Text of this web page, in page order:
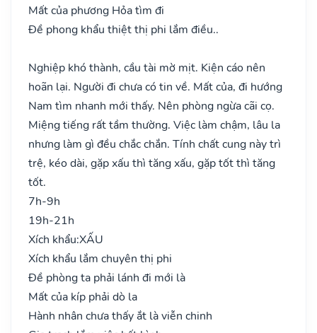
Mất của phương Hỏa tìm đi
Đề phong khẩu thiệt thị phi lắm điều..
Nghiệp khó thành, cầu tài mờ mịt. Kiện cáo nên
hoãn lại. Người đi chưa có tin về. Mất của, đi hướng
Nam tìm nhanh mới thấy. Nên phòng ngừa cãi cọ.
Miệng tiếng rất tầm thường. Việc làm chậm, lâu la
nhưng làm gì đều chắc chắn. Tính chất cung này trì
trệ, kéo dài, gặp xấu thì tăng xấu, gặp tốt thì tăng
tốt.
7h-9h
19h-21h
Xích khẩu:XẤU
Xích khẩu lắm chuyên thị phi
Đề phòng ta phải lánh đi mới là
Mất của kíp phải dò la
Hành nhân chưa thấy ắt là viễn chinh